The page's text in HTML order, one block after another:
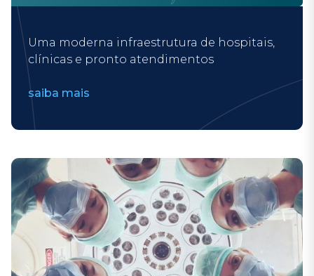
Uma moderna infraestrutura de hospitais,
clínicas e pronto atendimentos
saiba mais